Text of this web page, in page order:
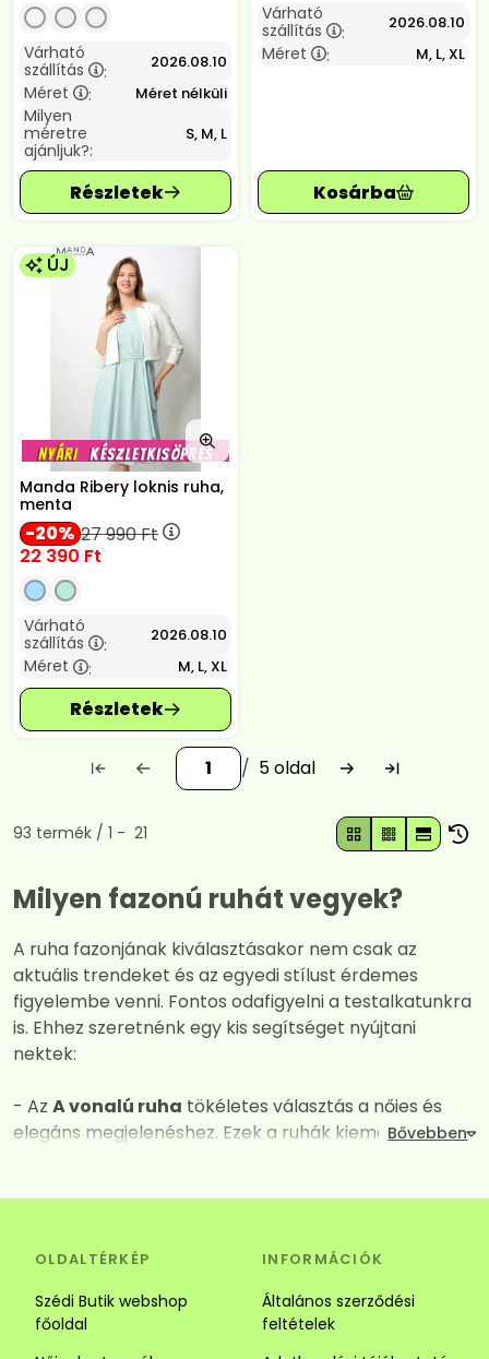
Várható
szállítás
: 2026.08.10
Méret : Méret nélküli
Milyen
méretre
ajánljuk?:
S, M, L
Várható
szállítás
: 2026.08.10
Méret : M, L, XL
ÚJ
Manda Ribery loknis ruha,
menta
20 27 990Ft
22 390 Ft
Várható
szállítás
: 2026.08.10
Méret : M, L, XL
5
Összes termék a kategóriában
93 termék 1 21
Milyen fazonú ruhát vegyek?
A ruha fazonjának kiválasztásakor nem csak az
aktuális trendeket és az egyedi stílust érdemes
figyelembe venni. Fontos odafigyelni a testalkatunkra
is. Ehhez szeretnénk egy kis segítséget nyújtani
nektek:
- Az A vonalú ruha tökéletes választás a nőies és
elegáns megjelenéshez. Ezek a ruhák kiemelik a
kombinációja garantálja a maximális kényelmet és a
vonzó megjelenést. Tökéletes választás alkalomra és
hétköznapra is.
OLDALTÉRKÉP
Szédi Butik webshop
főoldal
INFORMÁCIÓK
Általános szerződési
feltételek